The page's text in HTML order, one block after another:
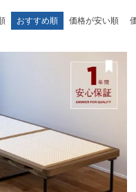
おすすめ順 価格が安い順